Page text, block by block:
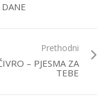
Prethodni
– PJESMA ZA
TEBE